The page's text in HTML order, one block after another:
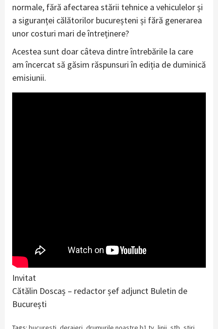
normale, fără afectarea stării tehnice a vehiculelor și
a siguranței călătorilor bucureșteni și fără generarea
unor costuri mari de întreținere?
Acestea sunt doar câteva dintre întrebările la care
am încercat să găsim răspunsuri în ediția de duminică
emisiunii.
Invitat
Cătălin Doscaș – redactor șef adjunct Buletin de
București